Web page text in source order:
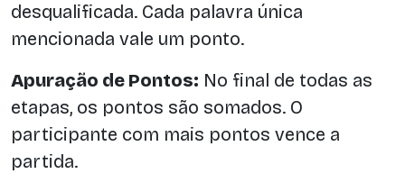
desqualificada. Cada palavra única
mencionada vale um ponto.
Apuração de Pontos: No final de todas as
etapas, os pontos são somados. O
participante com mais pontos vence a
partida.